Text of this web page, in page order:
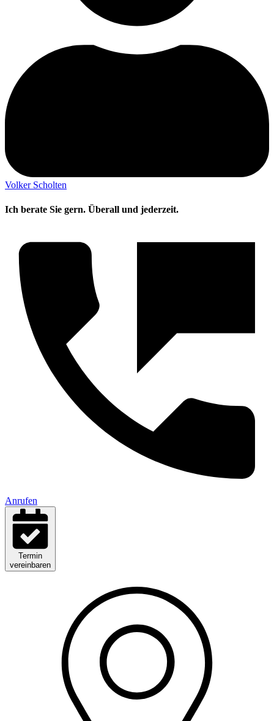
Volker Scholten
Ich berate Sie gern. Überall und jederzeit.
Anrufen
Termin
vereinbaren